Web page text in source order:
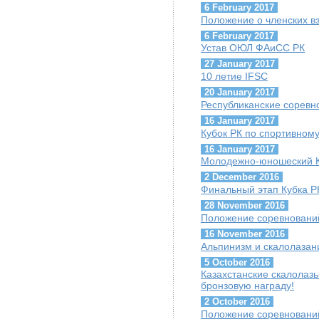
6 February 2017
Положение о членских
6 February 2017
Устав ОЮЛ ФАиСС РК
27 January 2017
10 летие IFSC
20 January 2017
Республиканские
16 January 2017
Кубок РК по
16 January 2017
Молодежно-юношеский
2 December 2016
Финальный этап Кубка
28 November 2016
Положение
16 November 2016
Альпинизм и
5 October 2016
Казахстанские
бронзовую награду!
2 October 2016
Положение